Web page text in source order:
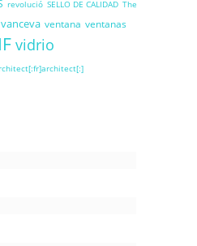
revolució SELLO DE CALIDAD The
vanceva ventana ventanas
vidrio